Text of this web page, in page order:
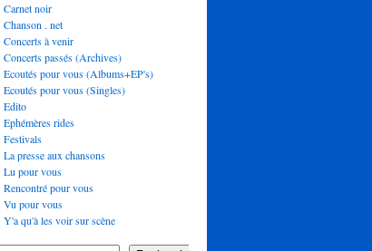
Carnet noir
Chanson . net
Concerts à venir
Concerts passés (Archives)
Ecoutés pour vous (Albums+EP's)
Ecoutés pour vous (Singles)
Edito
Ephémères rides
Festivals
La presse aux chansons
Lu pour vous
Rencontré pour vous
Vu pour vous
Y'a qu'à les voir sur scène